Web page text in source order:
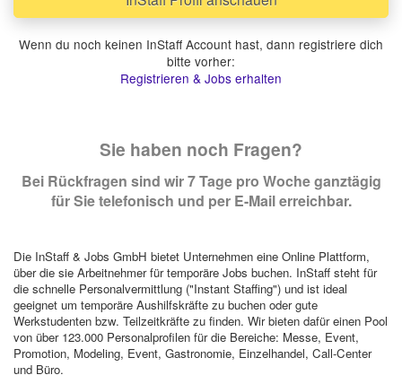
Wenn du noch keinen InStaff Account hast, dann registriere dich
bitte vorher:
Registrieren & Jobs erhalten
Sie haben noch Fragen?
Bei Rückfragen sind wir 7 Tage pro Woche ganztägig
für Sie telefonisch und per E-Mail erreichbar.
Die InStaff & Jobs GmbH bietet Unternehmen eine Online Plattform,
über die sie Arbeitnehmer für temporäre Jobs buchen. InStaff steht für
die schnelle Personalvermittlung ("Instant Staffing") und ist ideal
geeignet um temporäre Aushilfskräfte zu buchen oder gute
Werkstudenten bzw. Teilzeitkräfte zu finden. Wir bieten dafür einen Pool
von über 123.000 Personalprofilen für die Bereiche: Messe, Event,
Promotion, Modeling, Event, Gastronomie, Einzelhandel, Call-Center
und Büro.